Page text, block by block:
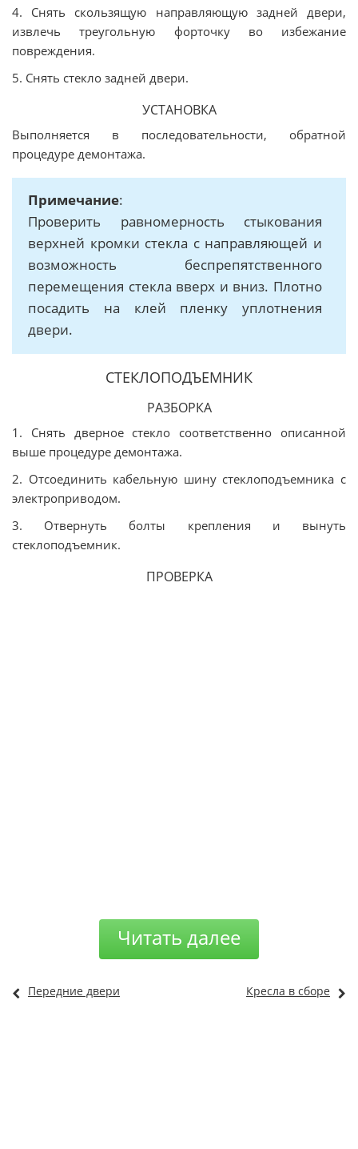
4. Снять скользящую направляющую задней двери,
извлечь треугольную форточку во избежание
повреждения.
5. Снять стекло задней двери.
УСТАНОВКА
Выполняется в последовательности, обратной
процедуре демонтажа.
Примечание:
Проверить равномерность стыкования
верхней кромки стекла с направляющей и
возможность беспрепятственного
перемещения стекла вверх и вниз. Плотно
посадить на клей пленку уплотнения
двери.
СТЕКЛОПОДЪЕМНИК
РАЗБОРКА
1. Снять дверное стекло соответственно описанной
выше процедуре демонтажа.
2. Отсоединить кабельную шину стеклоподъемника с
электроприводом.
3. Отвернуть болты крепления и вынуть
стеклоподъемник.
ПРОВЕРКА
Читать далее
Передние двери Кресла в сборе